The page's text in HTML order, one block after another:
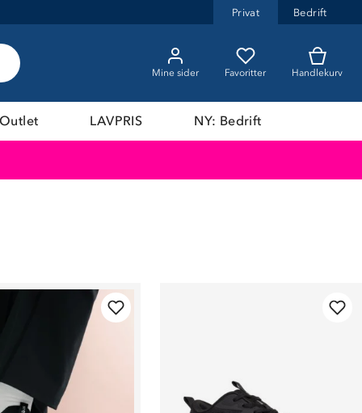
Privat Bedrift
Mine sider Favoritter Handlekurv
Outlet LAVPRIS NY: Bedrift